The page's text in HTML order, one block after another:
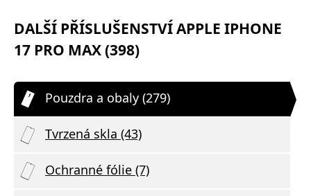
DALŠÍ PŘÍSLUŠENSTVÍ APPLE IPHONE
17 PRO MAX (398)
Pouzdra a obaly (279)
Tvrzená skla (43)
Ochranné fólie (7)